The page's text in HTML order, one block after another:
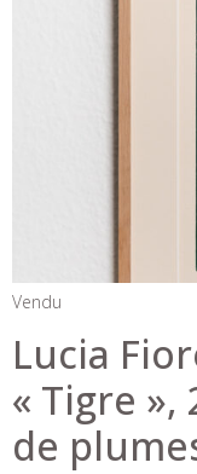
Vendu
Lucia
« Tigre »,
de